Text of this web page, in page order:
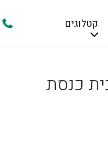
קטלוגים
כנסת